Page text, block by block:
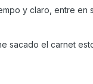
y claro, entre en
sacado el carnet